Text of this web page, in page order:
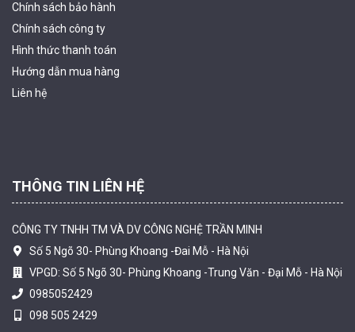
1.679.000 đ
Camera tích hợp đầu báo nhiệt 2MP Hikfire HF-VH 223
Chính sách bảo hành
Chính sách công ty
Hình thức thanh toán
Hướng dẫn mua hàng
Liên hệ
THÔNG TIN LIÊN HỆ
CÔNG TY TNHH TM VÀ DV CÔNG NGHỆ TRẦN MINH
Số 5 Ngõ 30- Phùng Khoang -Đai Mỗ - Hà Nội
VPGD: Số 5 Ngõ 30- Phùng Khoang -Trung Văn - Đại Mỗ - Hà Nội
0985052429
098 505 2429